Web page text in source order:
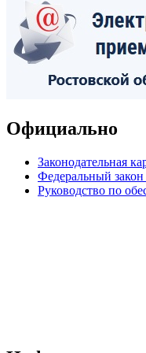
Официально
Законодательная
Федеральный
Руководство по